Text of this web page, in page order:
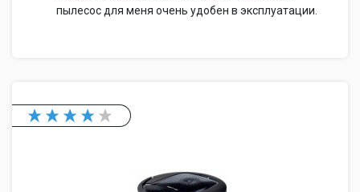
пылесос для меня очень удобен в эксплуатации.